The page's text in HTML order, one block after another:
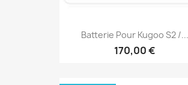
Batterie Pour Kugoo S2 /...
170,00 €